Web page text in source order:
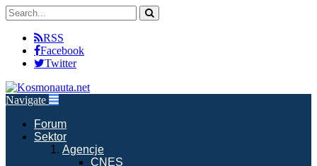
RSS
Facebook
Twitter
Navigate
Forum
Sektor
Agencje
CNES